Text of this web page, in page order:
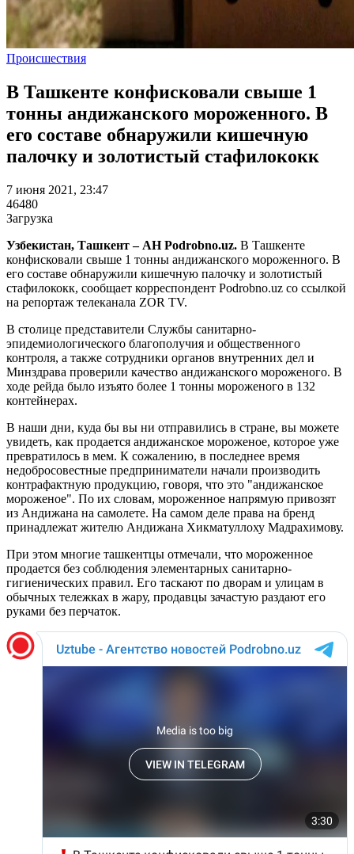
Происшествия
В Ташкенте конфисковали свыше 1
тонны андижанского мороженного. В
его составе обнаружили кишечную
палочку и золотистый стафилококк
7 июня 2021, 23:47
46480
Загрузка
Узбекистан, Ташкент – АН Podrobno.uz. В Ташкенте
конфисковали свыше 1 тонны андижанского мороженного. В
его составе обнаружили кишечную палочку и золотистый
стафилококк, сообщает корреспондент Podrobno.uz со ссылкой
на репортаж телеканала ZOR TV.
В столице представители Службы санитарно-
эпидемиологического благополучия и общественного
контроля, а также сотрудники органов внутренних дел и
Минздрава проверили качество андижанского мороженого. В
ходе рейда было изъято более 1 тонны мороженого в 132
контейнерах.
В наши дни, куда бы вы ни отправились в стране, вы можете
увидеть, как продается андижанское мороженое, которое уже
превратилось в мем. К сожалению, в последнее время
недобросовестные предприниматели начали производить
контрафактную продукцию, говоря, что это "андижанское
мороженое". По их словам, мороженное напрямую привозят
из Андижана на самолете. На самом деле права на бренд
принадлежат жителю Андижана Хикматуллоху Мадрахимову.
При этом многие ташкентцы отмечали, что мороженное
продается без соблюдения элементарных санитарно-
гигиенических правил. Его таскают по дворам и улицам в
обычных тележках в жару, продавцы зачастую раздают его
руками без перчаток.